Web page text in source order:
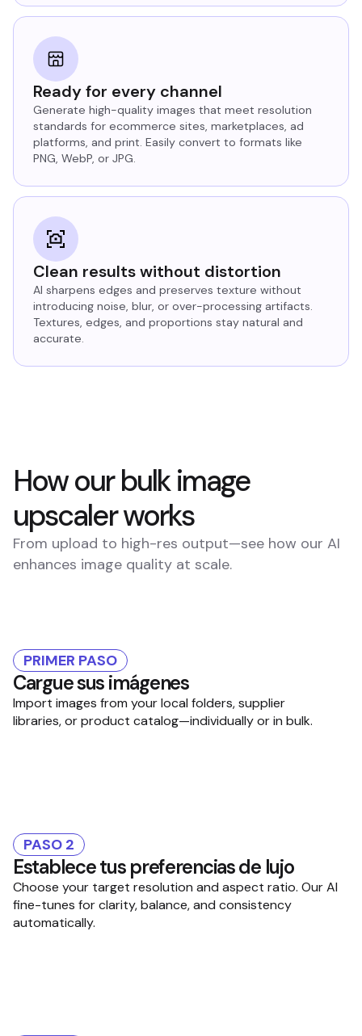
Ready for every channel
Generate high-quality images that meet resolution
standards for ecommerce sites, marketplaces, ad
platforms, and print. Easily convert to formats like
PNG, WebP, or JPG.
Clean results without distortion
AI sharpens edges and preserves texture without
introducing noise, blur, or over-processing artifacts.
Textures, edges, and proportions stay natural and
accurate.
How our bulk image
upscaler works
From upload to high-res output—see how our AI
enhances image quality at scale.
PRIMER PASO
Cargue sus imágenes
Import images from your local folders, supplier
libraries, or product catalog—individually or in bulk.
PASO 2
Establece tus preferencias de lujo
Choose your target resolution and aspect ratio. Our AI
fine-tunes for clarity, balance, and consistency
automatically.